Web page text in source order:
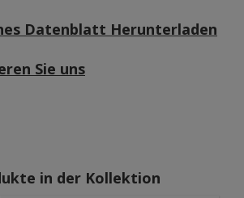
Datenblatt Herunterladen
Sie uns
in der Kollektion